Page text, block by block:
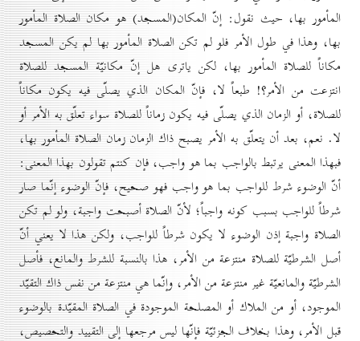
المأمور بها، حيث نقول: إنّ المكان(المسجد) هو مكان الصلاة المأمور
بها، وهذا في طول الأمر فلو لم تكن الصلاة المأمور بها لم يكن المسجد
مكاناً للصلاة المأمور بها، لكن ياترى هل إنّ مكانيّة المسجد للصلاة
انتزعت من الأمر؟! طبعاً لا، فإنّ المكان الذي يصلّى فيه يكون مكاناً
للصلاة، أو الزمان الذي يصلّى فيه يكون زماناً للصلاة سواء تعلّق به الأمر أو
لا. نعم، بعد أن يتعلّق به الأمر يصبح ذاك الزمان زمان الصلاة المأمور بها،
فبهذا المعنى يرتبط بالواجب بما هو واجب، فإن كنتم تقولون بهذا المعنى:
أنّ الوضوء شرط للواجب بما هو واجب فهو صحيح، فإنّ الوضوء إنّما صار
شرطاً للواجب بسبب كونه واجباً؛ لأنّ الصلاة أصبحت واجبة، ولو لم تكن
الصلاة واجبة إذن الوضوء لا يكون شرطاً للواجب، ولكن هذا لا يعني أنّ
أصل الشرطيّة للصلاة منتزعة من الأمر، هذا بالنسبة للشرط والمانع، فأصل
الشرطيّة والمانعيّة غير منتزعة من الأمر، وإنّما هي منتزعة من نفس ذاك التقيّد
الموجود، أو من الملاك أو المصلحة الموجودة في الصلاة المقيّدة بالوضوء
قبل الأمر، وهذا بخلاف الجزئيّة فإنّها ليس مرجعها إلى التقييد والتحصيص،